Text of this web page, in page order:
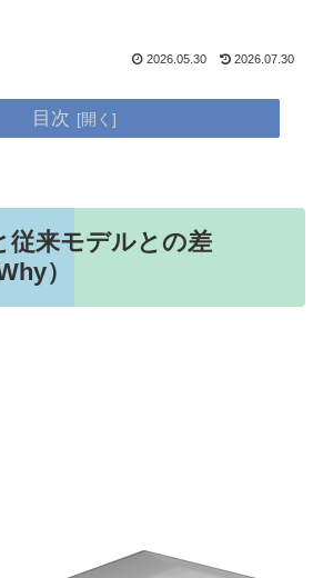
2026.05.30 2026.07.30
目次
従来モデルとの差
）